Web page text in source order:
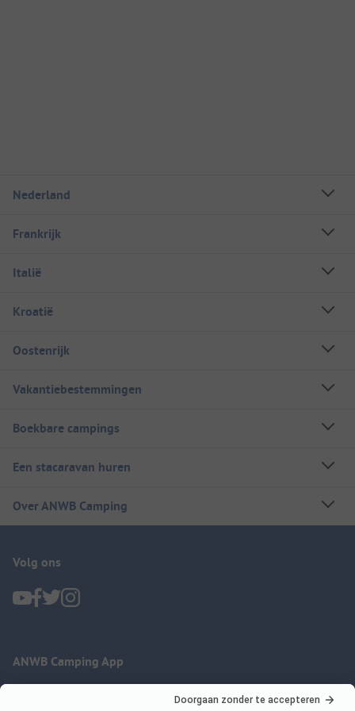
Nederland
Frankrijk
Italië
Kroatië
Oostenrijk
Vakantiebestemmingen
Boekbare campings
Een stacaravan huren
Over ANWB Camping
Volg ons
ANWB Camping App